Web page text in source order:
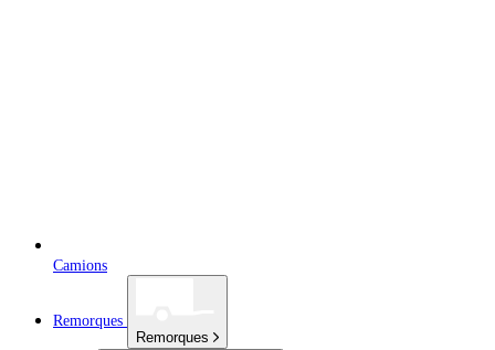
Camions
Remorques
Remorques